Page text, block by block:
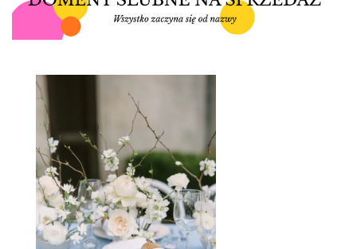
POLECANE FIRMY
WASZE ŚLUBY
{HOT SEXY BEST}
BRI GROUP
ŚLUBNE STYLE
MAGAZYNY
ARCHIWUM